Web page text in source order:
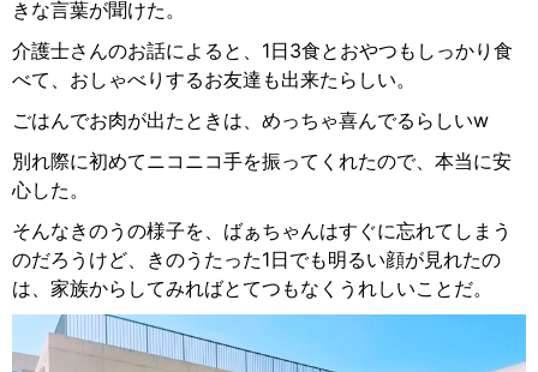
きな言葉が聞けた。
介護士さんのお話によると、 1日3食とおやつもしっかり食
べて、おしゃべりするお友達も出来たらしい。
ごはんでお肉が出たときは、めっちゃ喜んでるらしいw
別れ際に初めてニコニコ手を振ってくれたので、本当に安
心した。
そんなきのうの様子を、ばぁちゃんはすぐに忘れてしまう
のだろうけど、きのうたった1日でも明るい顔が見れたの
は、家族からしてみればとてつもなくうれしいことだ。